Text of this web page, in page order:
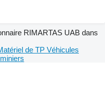
RIMARTAS UAB dans
de TP Véhicules